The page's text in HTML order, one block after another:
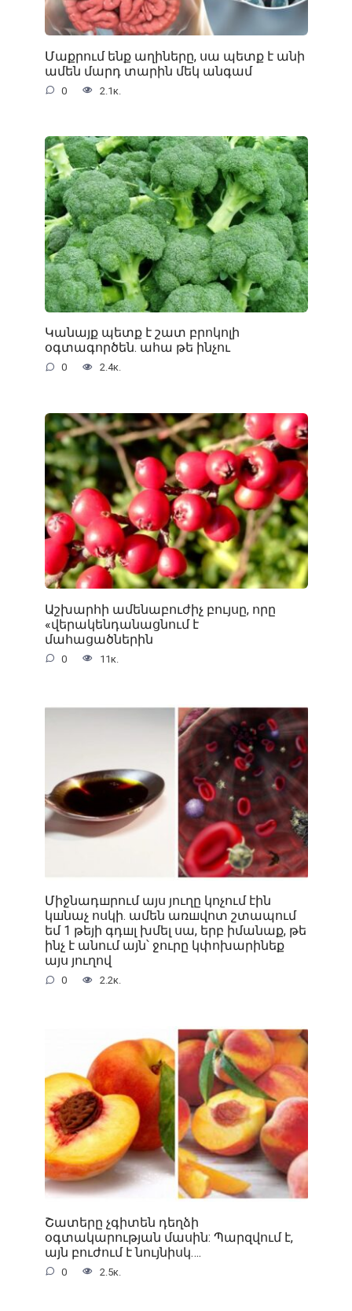
Մաքրում ենք աղիները, սա պետք է անի
ամեն մարդ տարին մեկ անգամ
0 2.1к.
Կանայք պետք է շատ բրոկոլի
օգտագործեն. ահա թե ինչու
0 2.4к.
Աշխարհի ամենաբուժիչ բույսը, որը
«վերակենդանացնում է
մահացածներին
0 11к.
Միջնադшրում այս յուղը կոչում էին
կшնաչ ոսկի. ամեն առшվոտ շտապում
եմ 1 թեյի գդшլ խմել սա, երբ իմանաք, թե
ինչ է անում այն՝ ջուրը կփոխարինեք
այս յուղով
0 2.2к.
Շատերը չգիտեն դեղձի
օգտակարության մասին: Պարզվում է,
այն բուժում է նույնիսկ….
0 2.5к.